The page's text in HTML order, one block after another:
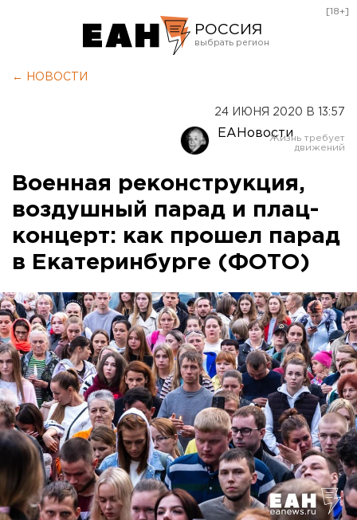
РОССИЯ
Оренбург
[18+]
← НОВОСТИ
24 ИЮНЯ 2020 В 13:57
ЕАНовости
Военная реконструкция,
воздушный парад и плац-
концерт: как прошел парад
в Екатеринбурге (ФОТО)